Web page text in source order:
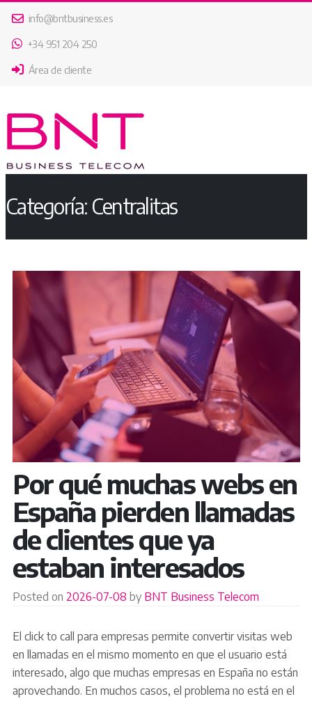
info@bntbusiness.es
+34 951 204 250
Área de cliente
Categoría: Centralitas
Por qué muchas webs en
España pierden llamadas
de clientes que ya
estaban interesados
Posted on 2026-07-08 by BNT Business Telecom
El click to call para empresas permite convertir visitas web
en llamadas en el mismo momento en que el usuario está
interesado, algo que muchas empresas en España no están
aprovechando. En muchos casos, el problema no está en el